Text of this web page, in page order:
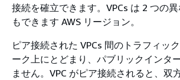
接続を確立できます。VPCs は 2 つの
もできます AWS リージョン。
ピア接続された VPCs 間のトラフィッ
ーク上にとどまり、パブリックインタ
ません。VPC がピア接続されると、双